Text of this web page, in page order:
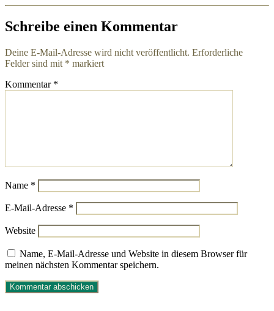
Schreibe einen Kommentar
Deine E-Mail-Adresse wird nicht veröffentlicht. Erforderliche
Felder sind mit * markiert
Kommentar *
Name *
E-Mail-Adresse *
Website
Name, E-Mail-Adresse und Website in diesem Browser für
meinen nächsten Kommentar speichern.